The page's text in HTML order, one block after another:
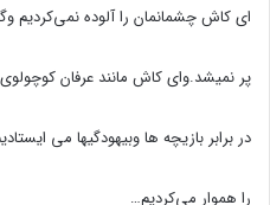
ای کاش چشمانمان را آلوده نمی‌کردیم
پر نمیشد.وای کاش مانند عرفان کوچولوی
در برابر بازیچه ها وبیهودگیها می
را هموار می‌کردیم…